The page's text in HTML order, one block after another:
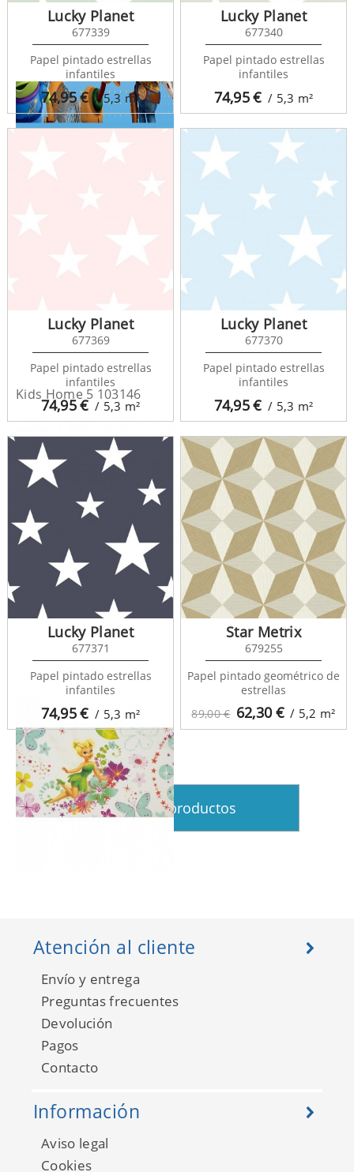
Kids Home 5 103146
Kids Home 5 70-033
Kids Home 5 DF72499
74,95€ / 5,3 m²
Lucky Planet
677339
Papel pintado estrellas
infantiles
74,95€ / 5,3 m²
Lucky Planet
677340
Papel pintado estrellas
infantiles
74,95€ / 5,3 m²
Lucky Planet
677369
Papel pintado estrellas
infantiles
74,95€ / 5,3 m²
Lucky Planet
677370
Papel pintado estrellas
infantiles
74,95€ / 5,3 m²
Lucky Planet
677371
Papel pintado estrellas
infantiles
89,00 € 62,30€ / 5,2 m²
Star Metrix
679255
Papel pintado geométrico de
estrellas
Ver más productos
Atención al cliente
Envío y entrega
Preguntas frecuentes
Devolución
Pagos
Contacto
Información
Aviso legal
Cookies